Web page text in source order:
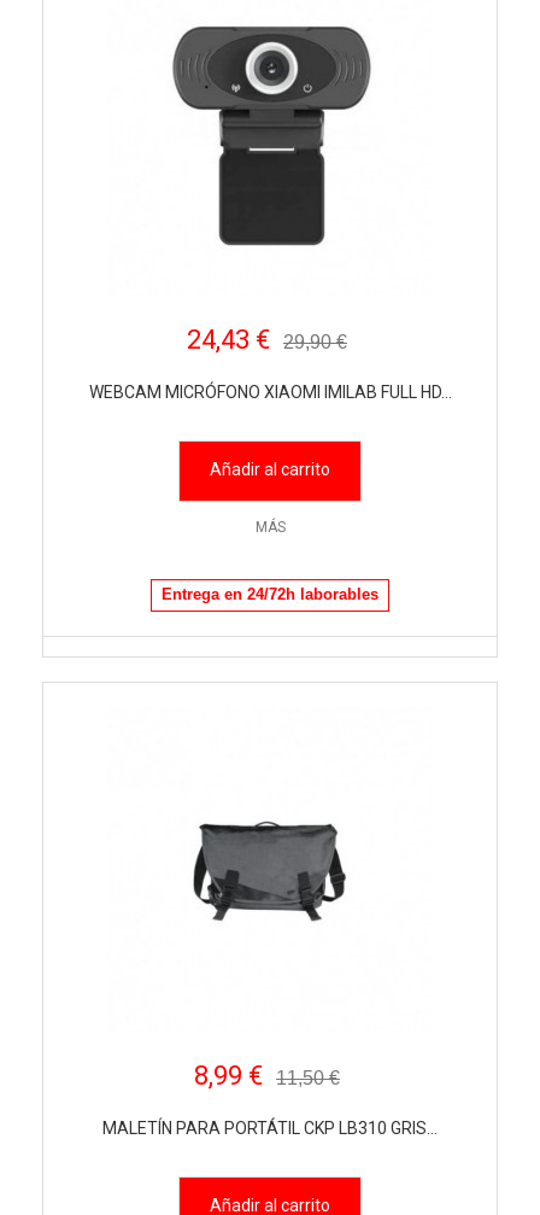
24,43 € 29,90 €
WEBCAM MICRÓFONO XIAOMI IMILAB FULL HD...
Añadir al carrito
MÁS
Entrega en 24/72h laborables
8,99 € 11,50 €
MALETÍN PARA PORTÁTIL CKP LB310 GRIS...
Añadir al carrito